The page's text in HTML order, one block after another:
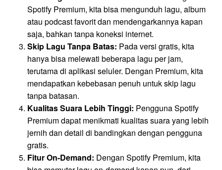
Spotify Premium, kita bisa mengunduh lagu, album
atau podcast favorit dan mendengarkannya kapan
saja, bahkan tanpa koneksi internet.
Skip Lagu Tanpa Batas: Pada versi gratis, kita
hanya bisa melewati beberapa lagu per jam,
terutama di aplikasi seluler. Dengan Premium, kita
mendapatkan kebebasan penuh untuk skip lagu
tanpa batasan.
Kualitas Suara Lebih Tinggi: Pengguna Spotify
Premium dapat menikmati kualitas suara yang lebih
jernih dan detail di bandingkan dengan pengguna
gratis.
Fitur On-Demand: Dengan Spotify Premium, kita